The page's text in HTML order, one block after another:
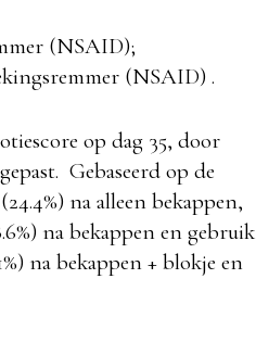
(NSAID);
(NSAID) .
op dag 35, door
Gebaseerd op de
na alleen bekappen,
na bekappen en gebruik
na bekappen + blokje en